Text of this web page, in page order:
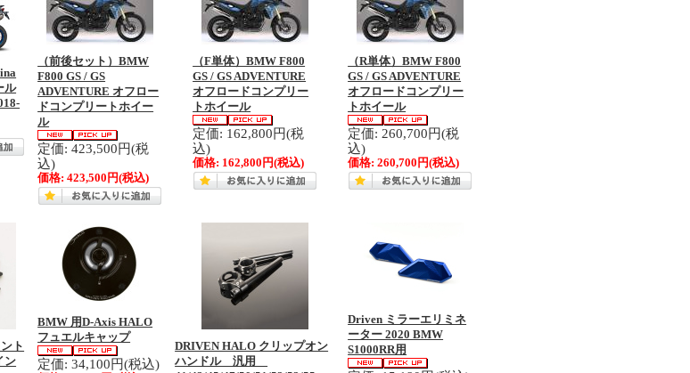
ル
（前後セット）BMW
F800 GS / GS
ADVENTURE オフロー
ドコンプリートホイー
ル
定価: 423,500円(税
込)
価格:423,500円(税込)
（F単体）BMW F800
GS / GS ADVENTURE
オフロードコンプリー
トホイール
定価: 162,800円(税
込)
価格: 162,800円(税込)
（R単体）BMW F800
GS / GS ADVENTURE
オフロードコンプリー
トホイール
定価: 260,700円(税
込)
価格:260,700円(税込)
ト
ン
BMW 用D-Axis HALO
フュエルキャップ
定価: 34,100円(税込)
DRIVEN HALO クリップオン
ハンドル 汎用
Driven ミラーエリミネ
ーター 2020 BMW
S1000RR用